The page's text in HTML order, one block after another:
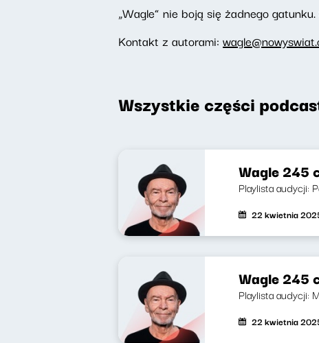
„Wagle” nie boją się żadnego
Kontakt z autorami:
Wszystkie części
Wagle 245
Playlista audycji:
22 kwietnia
Wagle 245
Playlista audycji:
22 kwietnia